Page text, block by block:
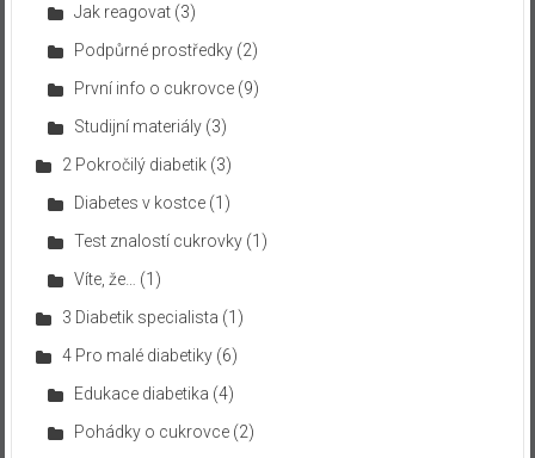
Jak reagovat(3)
Podpůrné prostředky(2)
První info o cukrovce(9)
Studijní materiály(3)
2 Pokročilý diabetik(3)
Diabetes v kostce(1)
Test znalostí cukrovky(1)
Víte, že…
(1)
3 Diabetik specialista (1)
4 Pro malé diabetiky(6)
Edukace diabetika (4)
Pohádky o cukrovce(2)